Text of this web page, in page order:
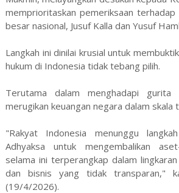
memprioritaskan pemeriksaan
besar nasional, Jusuf Kalla dan Yusuf
Langkah ini dinilai krusial untuk
hukum di Indonesia tidak tebang pilih.
Terutama dalam menghadapi
merugikan keuangan negara dalam skala
"Rakyat Indonesia menunggu
Adhyaksa untuk mengembalikan
selama ini terperangkap dalam
dan bisnis yang tidak transparan,"
(19/4/2026).